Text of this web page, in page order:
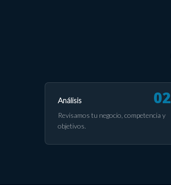
Análisis
Revisamos tu negocio, competencia y
objetivos.